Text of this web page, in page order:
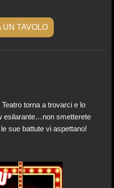
UN TAVOLO
torna a trovarci e lo
esilarante…non smetterete
sue battute vi aspettano!